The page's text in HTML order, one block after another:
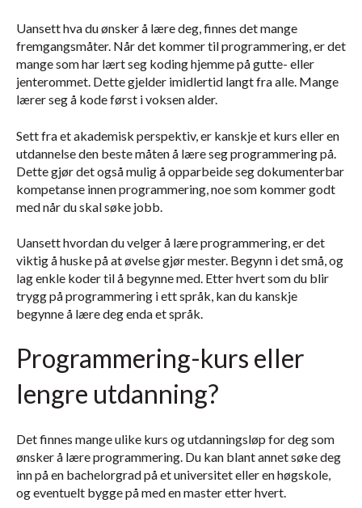
Uansett hva du ønsker å lære deg, finnes det mange
fremgangsmåter. Når det kommer til programmering, er det
mange som har lært seg koding hjemme på gutte- eller
jenterommet. Dette gjelder imidlertid langt fra alle. Mange
lærer seg å kode først i voksen alder.
Sett fra et akademisk perspektiv, er kanskje et kurs eller en
utdannelse den beste måten å lære seg programmering på.
Dette gjør det også mulig å opparbeide seg dokumenterbar
kompetanse innen programmering, noe som kommer godt
med når du skal søke jobb.
Uansett hvordan du velger å lære programmering, er det
viktig å huske på at øvelse gjør mester. Begynn i det små, og
lag enkle koder til å begynne med. Etter hvert som du blir
trygg på programmering i ett språk, kan du kanskje
begynne å lære deg enda et språk.
Programmering-kurs eller
lengre utdanning?
Det finnes mange ulike kurs og utdanningsløp for deg som
ønsker å lære programmering. Du kan blant annet søke deg
inn på en bachelorgrad på et universitet eller en høgskole,
og eventuelt bygge på med en master etter hvert.